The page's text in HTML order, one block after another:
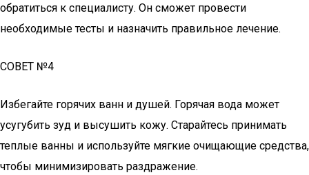
обратиться к специалисту. Он сможет провести
необходимые тесты и назначить правильное лечение.
СОВЕТ №4
Избегайте горячих ванн и душей. Горячая вода может
усугубить зуд и высушить кожу. Старайтесь принимать
теплые ванны и используйте мягкие очищающие средства,
чтобы минимизировать раздражение.